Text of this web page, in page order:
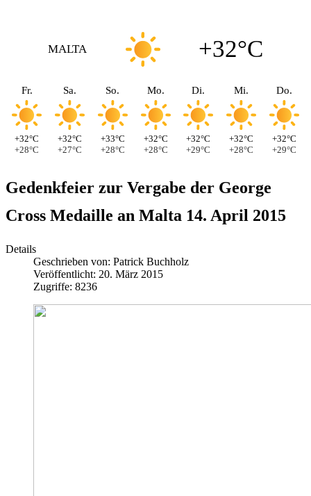
MALTA +32°C
Fr.
+32°C
+28°C
Sa.
+32°C
+27°C
So.
+33°C
+28°C
Mo.
+32°C
+28°C
Di.
+32°C
+29°C
Mi.
+32°C
+28°C
Do.
+32°C
+29°C
Gedenkfeier zur Vergabe der George
Cross Medaille an Malta 14. April 2015
Details
Geschrieben von: Patrick Buchholz
Veröffentlicht: 20. März 2015
Zugriffe: 8236